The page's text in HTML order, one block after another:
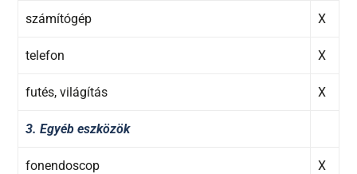
számítógép X
telefon X
futés, világítás X
3. Egyéb eszközök
fonendoscop X